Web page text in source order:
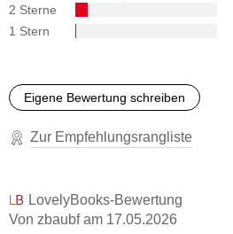
2 Sterne
1 Stern
Eigene Bewertung schreiben
Zur Empfehlungsrangliste
LovelyBooks-Bewertung
Von zbaubf am 17.05.2026